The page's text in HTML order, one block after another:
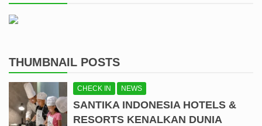
THUMBNAIL POSTS
CHECK IN NEWS
SANTIKA INDONESIA HOTELS &
RESORTS KENALKAN DUNIA